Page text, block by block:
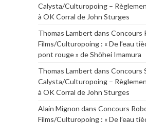
Calysta/Culturopoing –
à OK Corral de John Sturges
Thomas Lambert dans Concours
Films/Culturopoing : « De l’eau
pont rouge » de Shōhei Imamura
Thomas Lambert dans Concours
Calysta/Culturopoing –
à OK Corral de John Sturges
Alain Mignon dans Concours
Films/Culturopoing : « De l’eau